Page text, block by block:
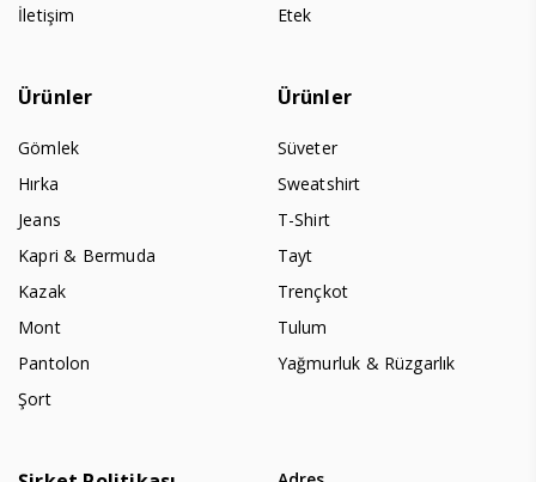
İletişim
Etek
Ürünler
Gömlek
Hırka
Jeans
Kapri & Bermuda
Kazak
Mont
Pantolon
Şort
Ürünler
Süveter
Sweatshirt
T-Shirt
Tayt
Trençkot
Tulum
Yağmurluk & Rüzgarlık